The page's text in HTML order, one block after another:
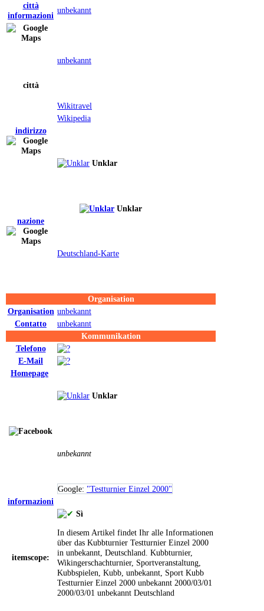
città
informazioni
unbekannt
città
unbekannt
Wikitravel
Wikipedia
indirizzo
Unklar
Unklar
nazione
Deutschland-Karte
Organisation
Organisation unbekannt
Contatto
unbekannt
Kommunikation
Telefono
E-Mail
Homepage
Unklar
unbekannt
Google: "Testturnier Einzel 2000"
informazioni
itemscope:
Sì
In diesem Artikel findet Ihr alle Informationen
über das Kubbturnier Testturnier Einzel 2000
in unbekannt, Deutschland. Kubbturnier,
Wikingerschachturnier, Sportveranstaltung,
Kubbspielen, Kubb, unbekannt, Sport Kubb
Testturnier Einzel 2000 unbekannt 2000/03/01
2000/03/01 unbekannt Deutschland